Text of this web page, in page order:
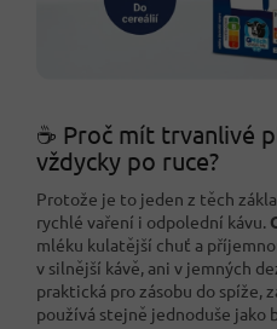
☕ Proč mít trvanlivé
vždycky po ruce?
Protože je to jeden z těch
rychlé vaření i odpolední kávu.
mléku kulatější chuť a
v silnější kávě, ani v jemných
praktická pro zásobu do spíže,
používá stejně jednoduše jako